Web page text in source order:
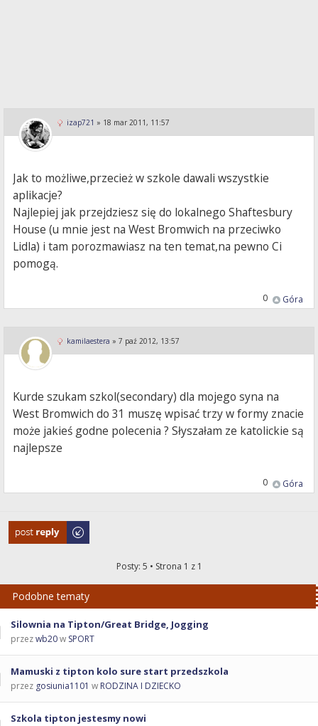
izap721 » 18 mar 2011, 11:57
Jak to możliwe,przecież w szkole dawali wszystkie
aplikacje?
Najlepiej jak przejdziesz się do lokalnego Shaftesbury
House (u mnie jest na West Bromwich na przeciwko
Lidla) i tam porozmawiasz na ten temat,na pewno Ci
pomogą.
Góra
0
kamilaestera » 7 paź 2012, 13:57
Kurde szukam szkol(secondary) dla mojego syna na
West Bromwich do 31 muszę wpisać trzy w formy znacie
może jakieś godne polecenia ? Słyszałam ze katolickie są
najlepsze
Góra
0
Odpowiedz
Posty: 5 • Strona 1 z 1
Podobne tematy
Silownia na Tipton/Great Bridge, Jogging
przezwb20w SPORT
Mamuski z tipton kolo sure start przedszkola
przez gosiunia1101 w RODZINA I DZIECKO
Szkola tipton jestesmy nowi